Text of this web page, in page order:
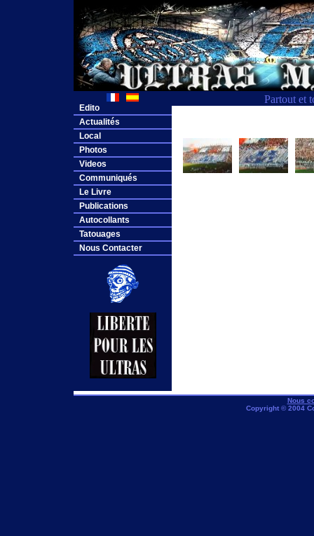
Partout et
Edito
Actualités
Local
Photos
Videos
Communiqués
Le Livre
Publications
Autocollants
Tatouages
Nous Contacter
Nous
Copyright © 2004